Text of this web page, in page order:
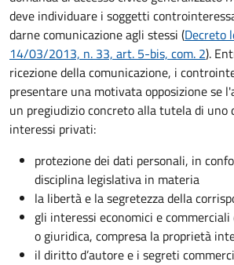
deve individuare i soggetti
darne comunicazione agli stessi (Decreto
14/03/2013, n. 33, art. 5-bis, com. 2).
ricezione della comunicazione, i
presentare una motivata opposizione se
un pregiudizio concreto alla tutela di uno
interessi privati:
protezione dei dati personali, in
disciplina legislativa in materia
la libertà e la segretezza della
gli interessi economici e
o giuridica, compresa la proprietà
il diritto d’autore e i segreti